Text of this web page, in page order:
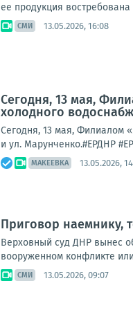
ее продукция
СМИ 13.05.2026, 16:08
Сегодня, 13 мая,
холодного
Сегодня, 13 мая, Филиалом
и ул. Марунченко.#ЕРДНР
МАКЕЕВКА 13.05.2026,
Приговор наемнику,
Верховный суд ДНР вынес
вооруженном конфликте
СМИ 13.05.2026, 09:07